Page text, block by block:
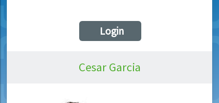
Login
Cesar Garcia